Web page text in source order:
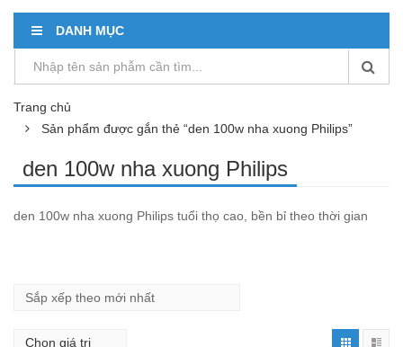
DANH MỤC
Trang chủ
Sản phẩm được gắn thẻ “den 100w nha xuong Philips”
den 100w nha xuong Philips
den 100w nha xuong Philips tuổi thọ cao, bền bỉ theo thời gian